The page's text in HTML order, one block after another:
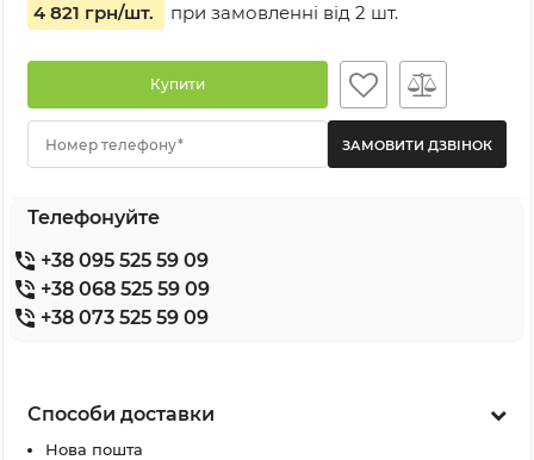
4 821 грн/шт. при замовленні від 2 шт.
Купити
Номер телефону*
Телефонуйте
+38 095 525 59 09
+38 068 525 59 09
+38 073 525 59 09
Способи доставки
Нова пошта